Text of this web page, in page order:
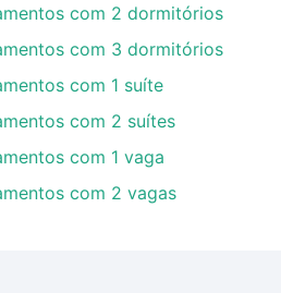
com 2 dormitórios
com 3 dormitórios
com 1 suíte
com 2 suítes
com 1 vaga
com 2 vagas